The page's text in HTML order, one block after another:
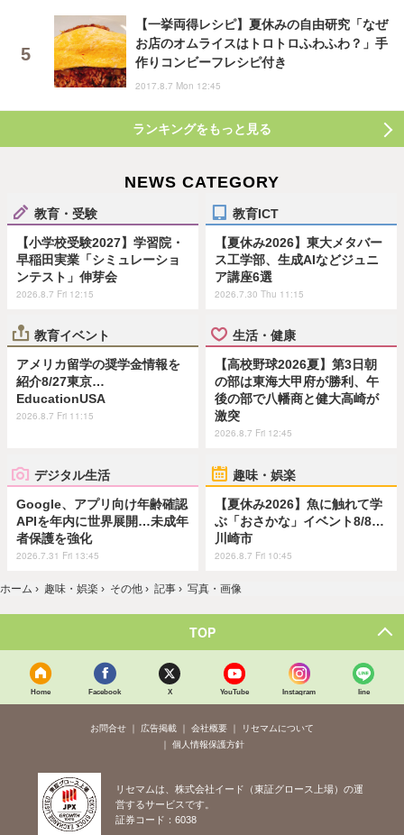
【一挙両得レシピ】夏休みの自由研究「なぜ
お店のオムライスはトロトロふわふわ？」手
作りコンビーフレシピ付き
2017.8.7 Mon 12:45
ランキングをもっと見る
NEWS CATEGORY
教育・受験
【小学校受験2027】学習院・
早稲田実業「シミュレーショ
ンテスト」伸芽会
2026.8.7 Fri 12:15
教育ICT
【夏休み2026】東大メタバー
ス工学部、生成AIなどジュニ
ア講座6選
2026.7.30 Thu 11:15
教育イベント
アメリカ留学の奨学金情報を
紹介8/27東京…
EducationUSA
2026.8.7 Fri 11:15
生活・健康
【高校野球2026夏】第3日朝
の部は東海大甲府が勝利、午
後の部で八幡商と健大高崎が
激突
2026.8.7 Fri 12:45
デジタル生活
Google、アプリ向け年齢確認
APIを年内に世界展開…未成年
者保護を強化
2026.7.31 Fri 13:45
趣味・娯楽
【夏休み2026】魚に触れて学
ぶ「おさかな」イベント8/8…
川崎市
2026.8.7 Fri 10:45
ホーム › 趣味・娯楽 › その他 › 記事 › 写真・画像
TOP
Home Facebook X YouTube Instagram line
お問合せ 広告掲載 会社概要
リセマムについて
個人情報保護方針
リセマムは、株式会社イード（東証グロース上場）の運
営するサービスです。
証券コード：6038